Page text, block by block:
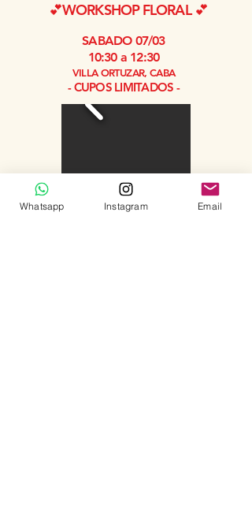
💕WORKSHOP FLORAL 💕
SABADO 07/03
10:30 a 12:30
VILLA ORTUZAR, CABA
- CUPOS LIMITADOS -
Whatsapp Instagram Email